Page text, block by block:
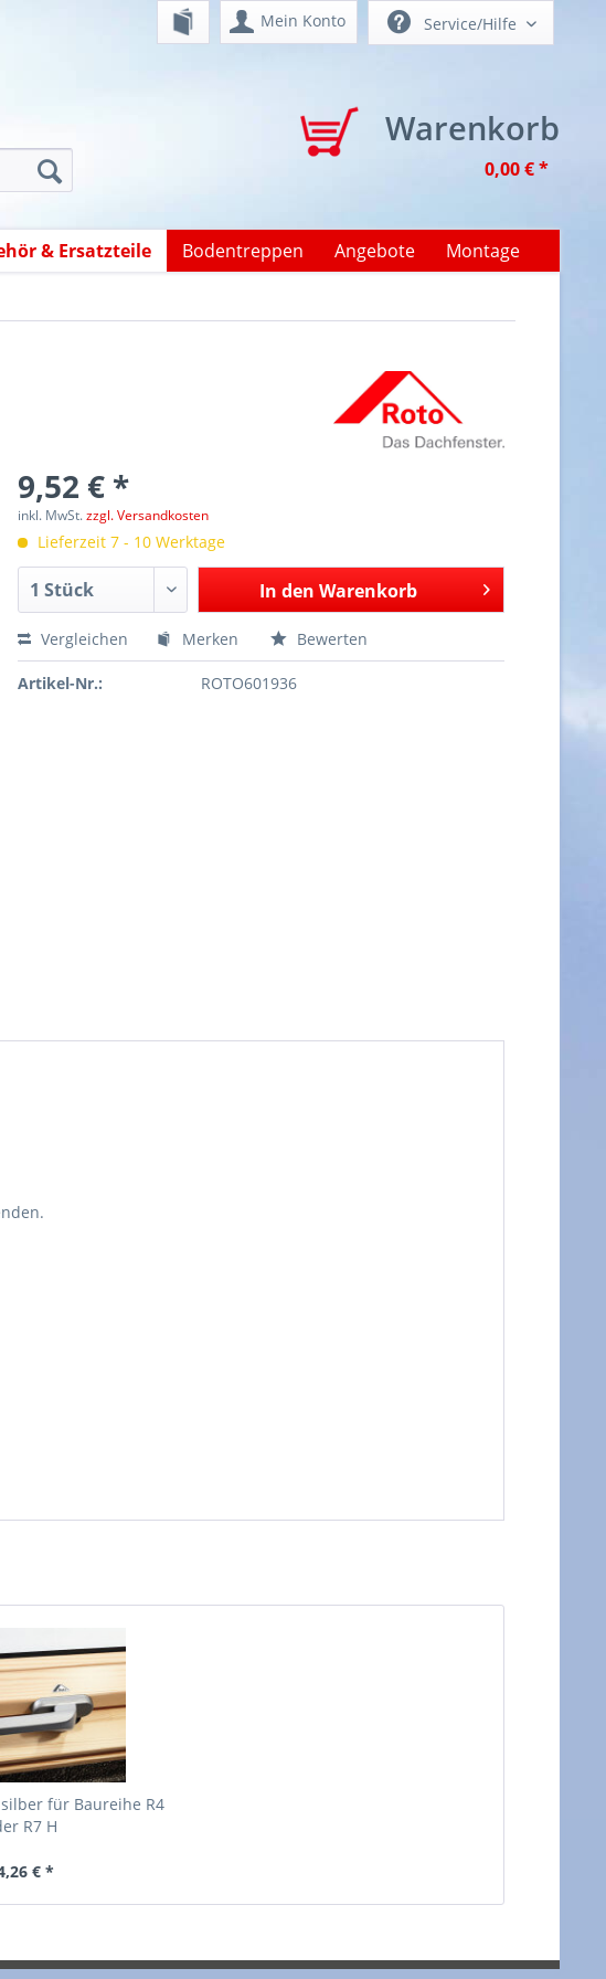
Mein Konto
Warenkorb
0,00 € *
Service/Hilfe
& Ersatzteile Bodentreppen Angebote Montage
9,52 € *
inkl. MwSt.zzgl. Versandkosten
Lieferzeit 7 - 10 Werktage
In den Warenkorb
Vergleichen Merken Bewerten
Artikel-Nr.: ROTO601936
für Baureihe R4
R7 H
€ *